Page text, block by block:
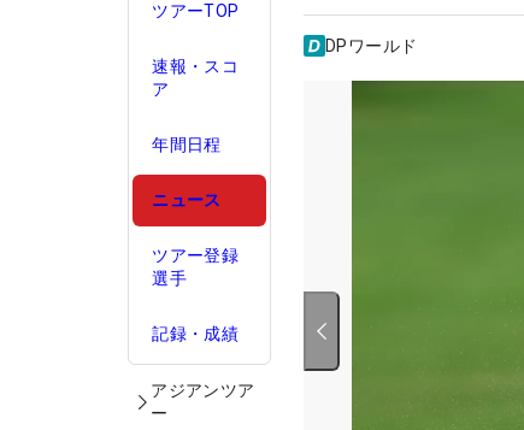
ツアーTOP
速報・スコ
ア
年間日程
ニュース
ツアー登録
選手
記録・成績
アジアンツア
ー
DPワールド